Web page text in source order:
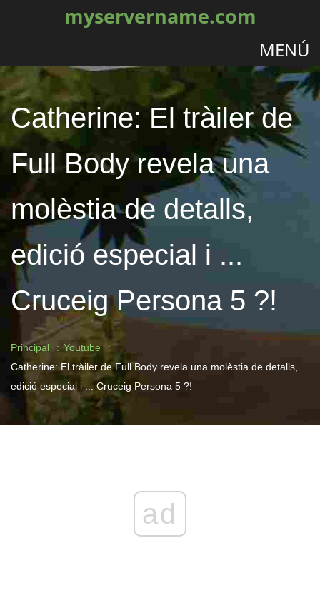
myservername.com
MENÚ
Catherine: El tràiler de
Full Body revela una
molèstia de detalls,
edició especial i ...
Cruceig Persona 5 ?!
Principal
Youtube
Catherine: El tràiler de Full Body revela una molèstia de detalls,
edició especial i ... Cruceig Persona 5 ?!
ad